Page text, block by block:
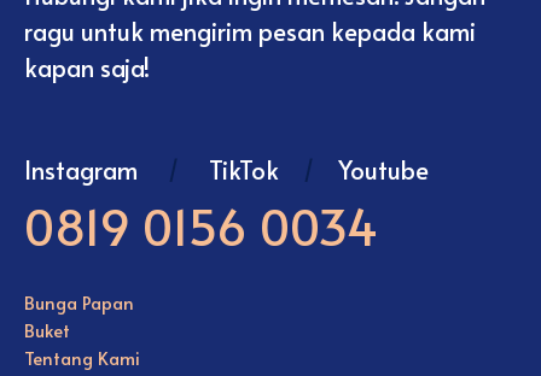
ragu untuk mengirim pesan kepada kami
kapan saja!
Instagram / TikTok / Youtube
0819 0156 0034
Bunga Papan
Buket
Tentang Kami